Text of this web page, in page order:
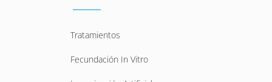
Tratamientos
Fecundación In Vitro